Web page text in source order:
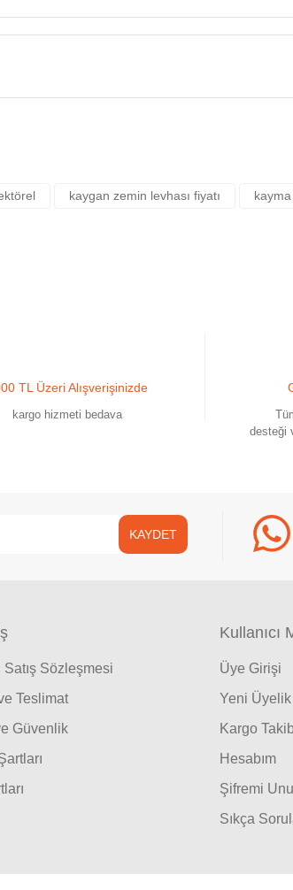
Yorum Yaz
kaygan zemin levhası fiyatı kayma
TL Üzeri Alışverişinizde
kargo hizmeti bedava
desteği
KAYDET
Satış Sözleşmesi
Teslimat
Güvenlik
Kullanıcı
Üye Girişi
Yeni Üyelik
Kargo
Hesabım
Şifremi
Sıkça